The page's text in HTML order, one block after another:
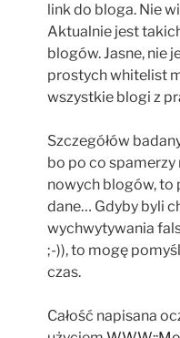
link do bloga. Nie
Aktualnie jest
blogów. Jasne, nie
prostych whitelist
wszystkie blogi z
Szczegółów
bo po co spamerzy
nowych blogów, to
dane… Gdyby byli
wychwytywania
;-)), to mogę
czas.
Całość napisana